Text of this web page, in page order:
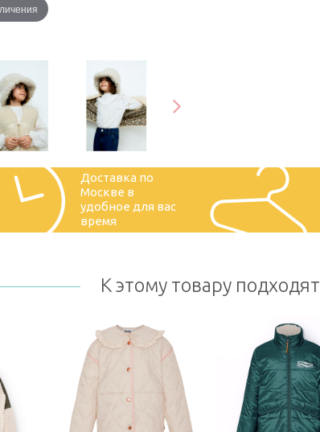
Доставка по
Москве в
удобное для вас
время
К этому товару подходят